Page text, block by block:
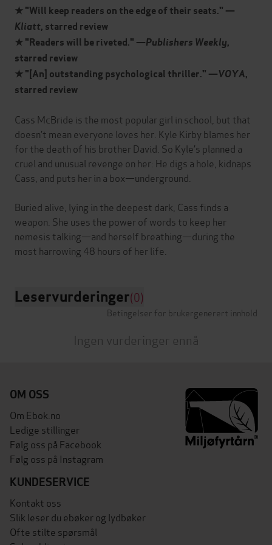
★ "Will keep readers on the edge of their seats." —
Kliatt, starred review
★ "Readers will be riveted." —Publishers Weekly,
starred review
★ "[An] outstanding psychological thriller." —VOYA,
starred review
Cass McBride is the most popular girl in school, but that
doesn’t mean everyone loves her. Kyle Kirby blames her
for the death of his brother David. So Kyle’s planned a
cruel and unusual revenge on her: He digs a hole, kidnaps
Cass, and puts her in a box—underground.
Buried alive, lying in the deepest dark, Cass finds a
weapon. She uses the power of words to keep her
nemesis talking—and herself breathing—during the
Leservurderinger(0)
Betingelser for brukergenerert innhold
Ingen vurderinger ennå
OM OSS
Om Ebok.no
Ledige stillinger
Følg oss på Facebook
Følg oss på Instagram
KUNDESERVICE
Kontakt oss
Slik leser du ebøker og lydbøker
Ofte stilte spørsmål